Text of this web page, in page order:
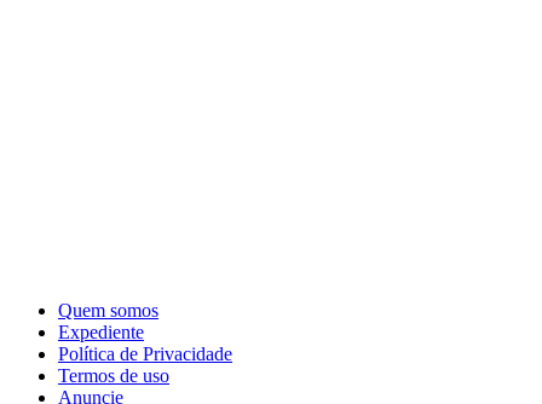
Quem somos
Expediente
Política de Privacidade
Termos de uso
Anuncie